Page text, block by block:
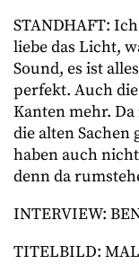
STANDHAFT:
liebe das Licht,
Sound, es ist
perfekt. Auch
Kanten mehr.
die alten Sachen
haben auch
denn da
INTERVIEW:
TITELBILD: